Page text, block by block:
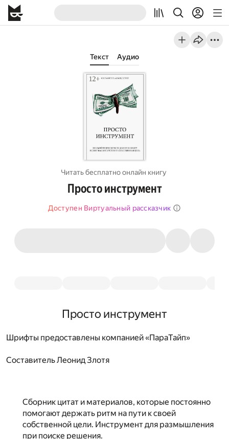
Текст Аудио
Читать бесплатно онлайн книгу
Просто инструмент
Доступен Виртуальный рассказчик
Просто инструмент
Шрифты предоставлены компанией «ПараТайп»
СоставительЛеонид Злотя
Сборник цитат и материалов, которые постоянно
помогают держать ритм на пути к своей
собственной цели. Инструмент для размышления
при поиске решения.